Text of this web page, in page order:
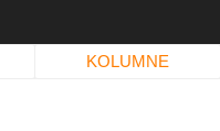
KOLUMNE